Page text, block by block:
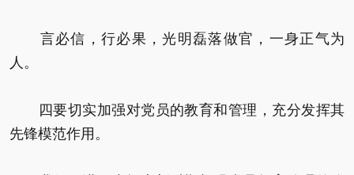
言必信，行必果，光明磊落做官，一身正气为
人。
四要切实加强对党员的教育和管理，充分发挥其
先锋模范作用。